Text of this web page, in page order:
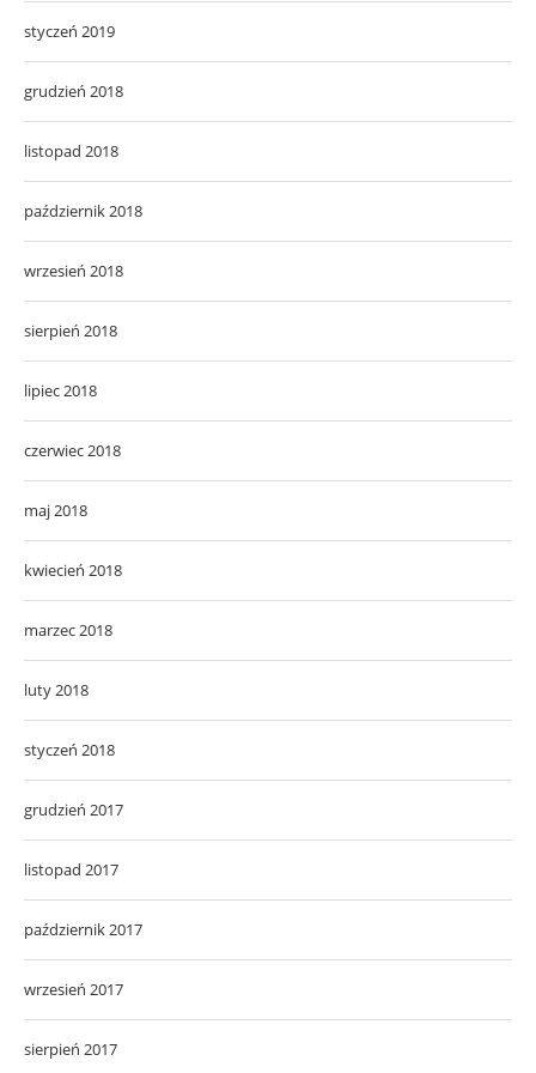
styczeń 2019
grudzień 2018
listopad 2018
październik 2018
wrzesień 2018
sierpień 2018
lipiec 2018
czerwiec 2018
maj 2018
kwiecień 2018
marzec 2018
luty 2018
styczeń 2018
grudzień 2017
listopad 2017
październik 2017
wrzesień 2017
sierpień 2017